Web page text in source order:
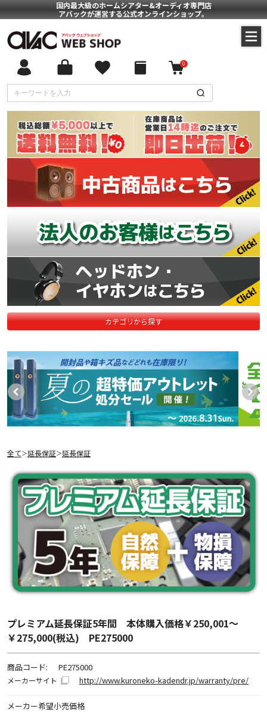
国内最大級のホームシアター&オーディオ専門店
アバックが運営する公式オンラインショップ。
0
カテゴリから探す
全て＞延長保証＞延長保証
プレミアム延長保証5年間 本体購入価格￥250,001～
￥275,000(税込) PE275000
商品コード: PE275000
メーカーサイト http://www.kuroneko-kadendr.jp/warranty/pre/
メーカー希望小売価格